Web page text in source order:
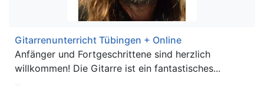
Gitarrenunterricht Tübingen + Online
Anfänger und Fortgeschrittene sind herzlich
willkommen! Die Gitarre ist ein fantastisches...